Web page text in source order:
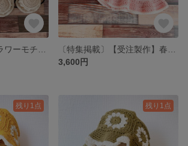
3,600円
残り1点 残り1点